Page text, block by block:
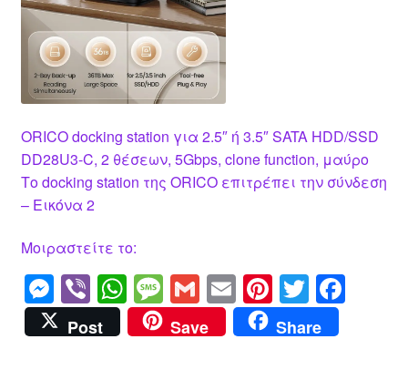
ORICO docking station για 2.5″ ή 3.5″ SATA HDD/SSD
DD28U3-C, 2 θέσεων, 5Gbps, clone function, μαύρο
Το docking station της ORICO επιτρέπει την σύνδεση
– Εικόνα 2
Μοιραστείτε το:
M
e
ss
Vi
b
er
W
h
at
M
e
ss
G
m
ail
E
m
ail
Pi
nt
er
T
wi
tt
F
Post Save Share